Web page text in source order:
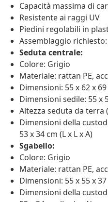
Capacità massima di
Resistente ai raggi UV
Piedini regolabili in
Assemblaggio richiesto:
Seduta centrale:
Colore: Grigio
Materiale: rattan PE,
Dimensioni: 55 x 62 x 69
Dimensioni sedile: 55 x
Altezza seduta da terra
Dimensioni della
53 x 34 cm (L x L x A)
Sgabello:
Colore: Grigio
Materiale: rattan PE,
Dimensioni: 55 x 55 x 37
Dimensioni della